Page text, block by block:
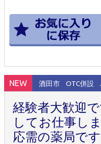
NEW 酒田市 OTC併設
経験者大歓迎
してお仕事し
応需の薬局で